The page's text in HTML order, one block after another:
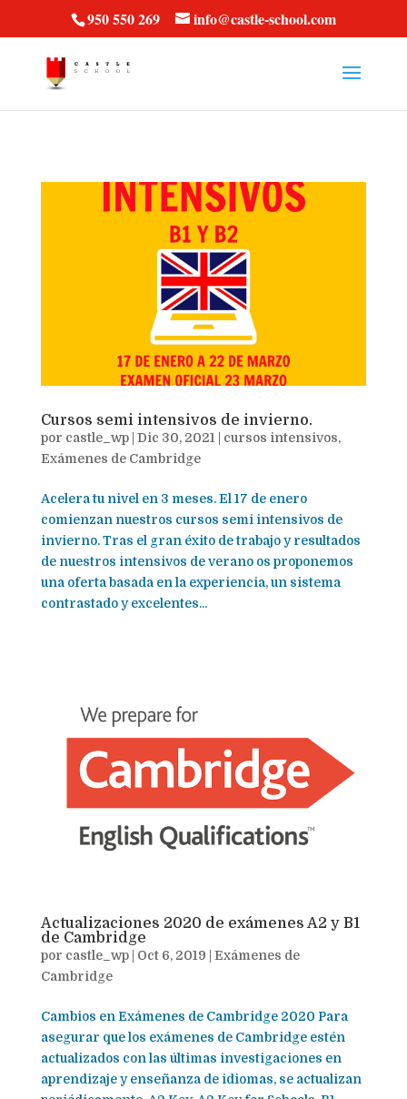
950 550 269 info@castle-school.com
Cursos semi intensivos de invierno.
por castle_wp| Dic 30, 2021 cursos intensivos,
Exámenes de Cambridge
Acelera tu nivel en 3 meses. El 17 de enero
comienzan nuestros cursos semi intensivos de
invierno. Tras el gran éxito de trabajo y resultados
de nuestros intensivos de verano os proponemos
una oferta basada en la experiencia, un sistema
contrastado y excelentes...
Actualizaciones 2020 de exámenes A2 y B1
de Cambridge
por castle_wp| Oct 6, 2019 | Exámenes de
Cambridge
Cambios en Exámenes de Cambridge 2020 Para
asegurar que los exámenes de Cambridge estén
actualizados con las últimas investigaciones en
aprendizaje y enseñanza de idiomas, se actualizan